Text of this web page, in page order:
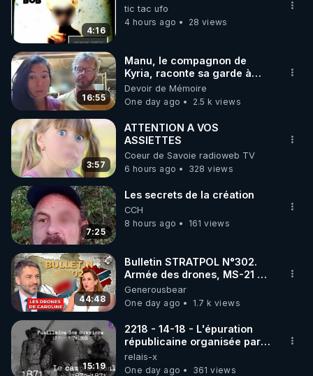
4:16
tic tac ufo
4 hours ago
28 views
16:55
Manu, le compagnon de
Kyria, raconte sa garde à
vue musclée. PARTAGEZ!
Devoir de Mémoire
One day ago
2.5 k views
3:57
ATTENTION A VOS
ASSIETTES
Coeur de Savoie radioweb TV
6 hours ago
328 views
7:25
Les secrets de la création
CCH
8 hours ago
161 views
44:48
Bulletin STRATPOL N°302.
Armée des drones, MS-21 en
série, missiles coréens.
07.08.2026.
Generousbear
One day ago
1.7 k views
15:19
2218 - 14-18 - L'épuration
républicaine organisée par
les frères de la truelle
relais-x
One day ago
361 views